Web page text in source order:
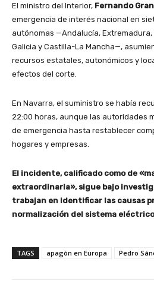
El ministro del Interior, Fernando
emergencia de interés nacional en
autónomas —Andalucía, Extremadura,
Galicia y Castilla-La Mancha—,
recursos estatales, autonómicos y
efectos del corte.
En Navarra, el suministro se había
22:00 horas, aunque las autoridades
de emergencia hasta restablecer
hogares y empresas.
El incidente, calificado como de
extraordinaria», sigue bajo
trabajan en identificar las causas
normalización del sistema
TAGS apagón en Europa Pedro